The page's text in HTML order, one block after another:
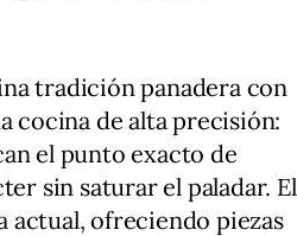
tradición panadera con
cocina de alta precisión:
el punto exacto de
sin saturar el paladar. El
actual, ofreciendo piezas